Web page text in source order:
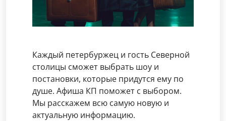
Каждый петербуржец и гость Северной
столицы сможет выбрать шоу и
постановки, которые придутся ему по
душе. Афиша КП поможет с выбором.
Мы расскажем всю самую новую и
актуальную информацию.